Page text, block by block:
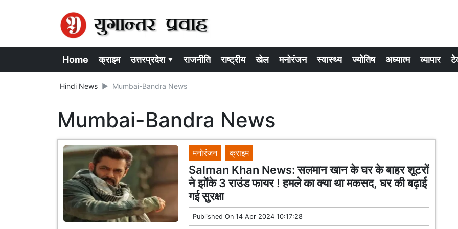
Home क्राइम उत्तरप्रदेश ▾ राजनीति राष्ट्रीय खेल मनोरंजन स्वास्थ्य ज्योतिष अध्यात्म व्यापार
Hindi News Mumbai-Bandra News
Mumbai-Bandra News
मनोरंजन क्राइम
Salman Khan News: सलमान खान के घर के बाहर शूटरों
ने झोंके 3 राउंड फायर ! हमले का क्या था मकसद, घर की बढ़ाई
गई सुरक्षा
Published On 14 Apr 2024 10:17:28